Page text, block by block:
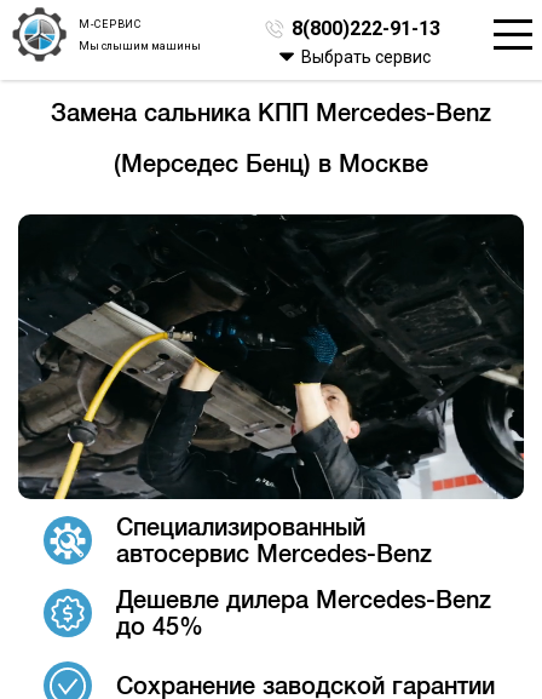
М-СЕРВИС
Мы слышим машины
8(800)222-91-13
Выбрать сервис
Замена сальника КПП Mercedes-Benz
(Мерседес Бенц) в Москве
Специализированный
автосервис Mercedes-Benz
Дешевле дилера Mercedes-Benz
до 45%
Сохранение заводской гарантии